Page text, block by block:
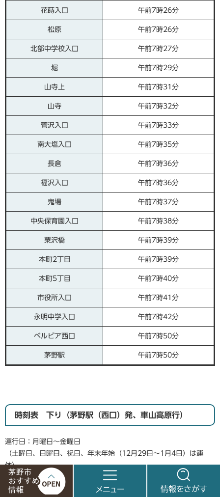
花蒔入口 午前7時26分
松原 午前7時26分
北部中学校入口 午前7時27分
堀 午前7時29分
山寺上 午前7時31分
山寺 午前7時32分
菅沢入口 午前7時33分
南大塩入口 午前7時35分
長倉 午前7時36分
福沢入口 午前7時36分
鬼場 午前7時37分
中央保育園入口 午前7時38分
粟沢橋 午前7時39分
本町2丁目 午前7時39分
本町5丁目 午前7時40分
市役所入口 午前7時41分
永明中学入口 午前7時42分
ベルビア西口 午前7時50分
茅野駅 午前7時50分
時刻表 下り（茅野駅（西口）発、車山高原行）
運行日：月曜日～金曜日
（土曜日、日曜日、祝日、年末年始（12月29日～1月4日）は運
休）
日中の観光路線はこちらをご覧ください。